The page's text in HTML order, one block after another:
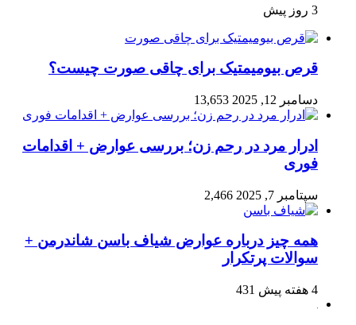
3 روز پیش
قرص بیومیمتیک برای چاقی صورت چیست؟
دسامبر 12, 2025 13,653
ادرار مرد در رحم زن؛ بررسی عوارض + اقدامات
فوری
سپتامبر 7, 2025 2,466
همه چیز درباره عوارض شیاف باسن شاندرمن +
سوالات پرتکرار
4 هفته پیش 431